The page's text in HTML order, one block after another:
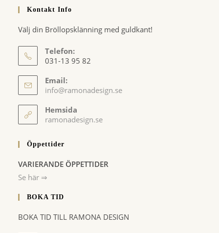
Kontakt Info
Välj din Bröllopsklänning med guldkant!
Telefon:
031-13 95 82
Email:
info@ramonadesign.seOpens
Hemsida
ramonadesign.se
Öppettider
VARIERANDE ÖPPETTIDER
Se här ⇒
BOKA TID
BOKA TID TILL RAMONA DESIGN